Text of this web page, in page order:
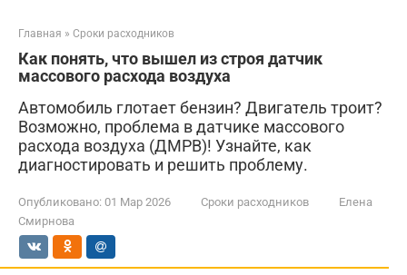
Главная » Сроки расходников
Как понять, что вышел из строя датчик
массового расхода воздуха
Автомобиль глотает бензин? Двигатель троит?
Возможно, проблема в датчике массового
расхода воздуха (ДМРВ)! Узнайте, как
диагностировать и решить проблему.
Опубликовано: 01 Мар 2026 Сроки расходников
Елена
Смирнова